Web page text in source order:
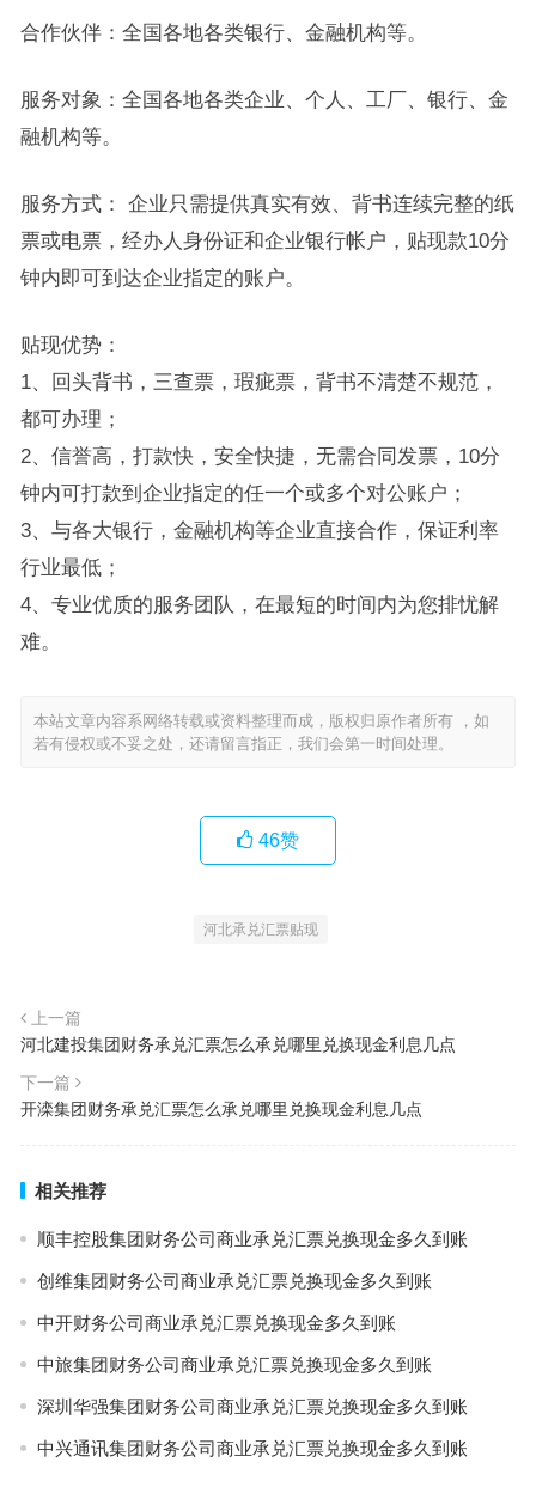
合作伙伴：全国各地各类银行、金融机构等。
服务对象：全国各地各类企业、个人、工厂、银行、金
融机构等。
服务方式： 企业只需提供真实有效、背书连续完整的纸
票或电票，经办人身份证和企业银行帐户，贴现款10分
钟内即可到达企业指定的账户。
贴现优势：
1、回头背书，三查票，瑕疵票，背书不清楚不规范，
都可办理；
2、信誉高，打款快，安全快捷，无需合同发票，10分
钟内可打款到企业指定的任一个或多个对公账户；
3、与各大银行，金融机构等企业直接合作，保证利率
行业最低；
4、专业优质的服务团队，在最短的时间内为您排忧解
难。
本站文章内容系网络转载或资料整理而成，版权归原作者所有 ，如
若有侵权或不妥之处，还请留言指正，我们会第一时间处理。
46赞
河北承兑汇票贴现
上一篇
河北建投集团财务承兑汇票怎么承兑哪里兑换现金利息几点
下一篇
开滦集团财务承兑汇票怎么承兑哪里兑换现金利息几点
相关推荐
顺丰控股集团财务公司商业承兑汇票兑换现金多久到账
创维集团财务公司商业承兑汇票兑换现金多久到账
中开财务公司商业承兑汇票兑换现金多久到账
中旅集团财务公司商业承兑汇票兑换现金多久到账
深圳华强集团财务公司商业承兑汇票兑换现金多久到账
中兴通讯集团财务公司商业承兑汇票兑换现金多久到账